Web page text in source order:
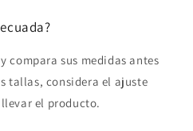
compara sus medidas antes
tallas, considera el ajuste
el producto.